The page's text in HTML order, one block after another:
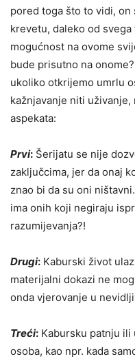
pored toga što to vidi, on
krevetu, daleko od
mogućnost na ovome
bude prisutno na
ukoliko otkrijemo umrlu
kažnjavanje niti
aspekata:
Prvi: Šerijatu se nije
zaključcima, jer da onaj
znao bi da su oni
ima onih koji negiraju
razumijevanja?!
Drugi: Kaburski život
materijalni dokazi ne
onda vjerovanje u
Treći: Kabursku patnju ili
osoba, kao npr. kada